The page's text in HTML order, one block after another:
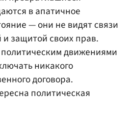
в апатичное
— они не видят связи
защитой своих прав.
движениями
никакого
договора.
политическая